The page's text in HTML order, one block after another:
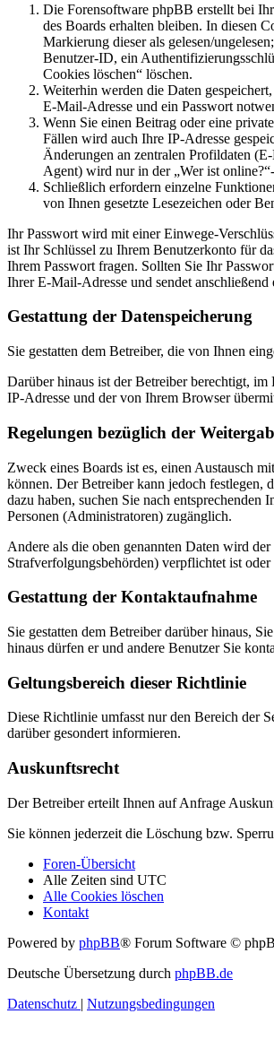
Die Forensoftware phpBB erstellt bei
des Boards erhalten bleiben. In diesen
Markierung dieser als gelesen/
Benutzer-ID, ein
Cookies löschen“ löschen.
Weiterhin werden die Daten
E-Mail-Adresse und ein Passwort
Wenn Sie einen Beitrag oder eine
Fällen wird auch Ihre IP-Adresse
Änderungen an zentralen Profildaten
Agent) wird nur in der „Wer ist
Schließlich erfordern einzelne
von Ihnen gesetzte Lesezeichen oder
Ihr Passwort wird mit einer Einwege-
ist Ihr Schlüssel zu Ihrem Benutzerkonto für
Ihrem Passwort fragen. Sollten Sie Ihr
Ihrer E-Mail-Adresse und sendet
Gestattung der Datenspeicherung
Sie gestatten dem Betreiber, die von Ihnen
Darüber hinaus ist der Betreiber berechtigt,
IP-Adresse und der von Ihrem Browser
Regelungen bezüglich der
Zweck eines Boards ist es, einen Austausch
können. Der Betreiber kann jedoch festlegen,
dazu haben, suchen Sie nach
Personen (Administratoren) zugänglich.
Andere als die oben genannten Daten wird
Strafverfolgungsbehörden) verpflichtet ist
Gestattung der Kontaktaufnahme
Sie gestatten dem Betreiber darüber hinaus,
hinaus dürfen er und andere Benutzer Sie
Geltungsbereich dieser Richtlinie
Diese Richtlinie umfasst nur den Bereich der
darüber gesondert informieren.
Auskunftsrecht
Der Betreiber erteilt Ihnen auf Anfrage
Sie können jederzeit die Löschung bzw.
Foren-Übersicht
Alle Zeiten sind UTC
Alle Cookies löschen
Kontakt
Powered by phpBB® Forum Software ©
Deutsche Übersetzung durch phpBB.de
Datenschutz | Nutzungsbedingungen